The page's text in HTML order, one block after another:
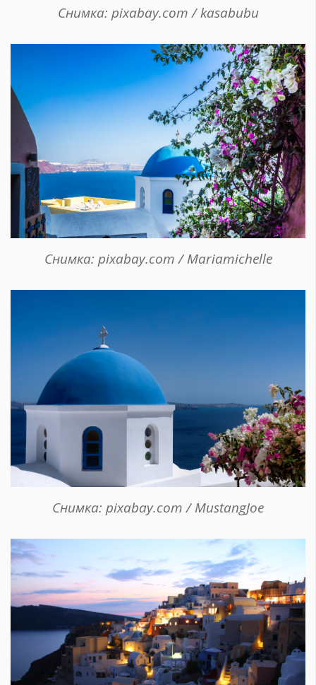
Снимка: pixabay.com / kasabubu
Снимка: pixabay.com / Mariamichelle
Снимка: pixabay.com / MustangJoe